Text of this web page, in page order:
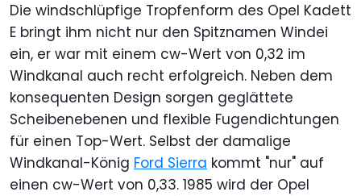
Die windschlüpfige Tropfenform des Opel Kadett
E bringt ihm nicht nur den Spitznamen Windei
ein, er war mit einem cw-Wert von 0,32 im
Windkanal auch recht erfolgreich. Neben dem
konsequenten Design sorgen geglättete
Scheibenebenen und flexible Fugendichtungen
für einen Top-Wert. Selbst der damalige
Windkanal-König Ford Sierra kommt "nur" auf
einen cw-Wert von 0,33. 1985 wird der Opel